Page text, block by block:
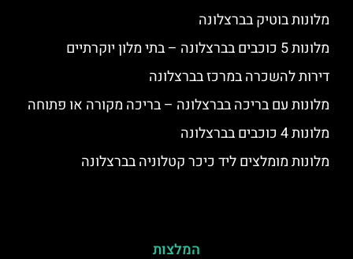
מלונות בוטיק בברצלונה
מלונות 5 כוכבים בברצלונה – בתי מלון יוקרתיים
דירות להשכרה במרכז בברצלונה
מלונות עם בריכה בברצלונה – בריכה מקורה או פתוחה
מלונות 4 כוכבים בברצלונה
מלונות מומלצים ליד כיכר קטלוניה בברצלונה
המלצות